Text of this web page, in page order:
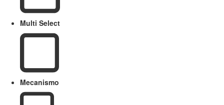
Multi Select
Mecanismo